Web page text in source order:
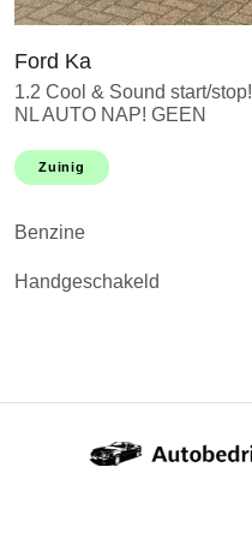
Ford Ka
1.2 Cool & Sound start/stop!
NL AUTO NAP! GEEN
pakket l Parrot l AUX l
Centraal! TOPSTAAT l
Zuinig
Benzine
Handgeschakeld